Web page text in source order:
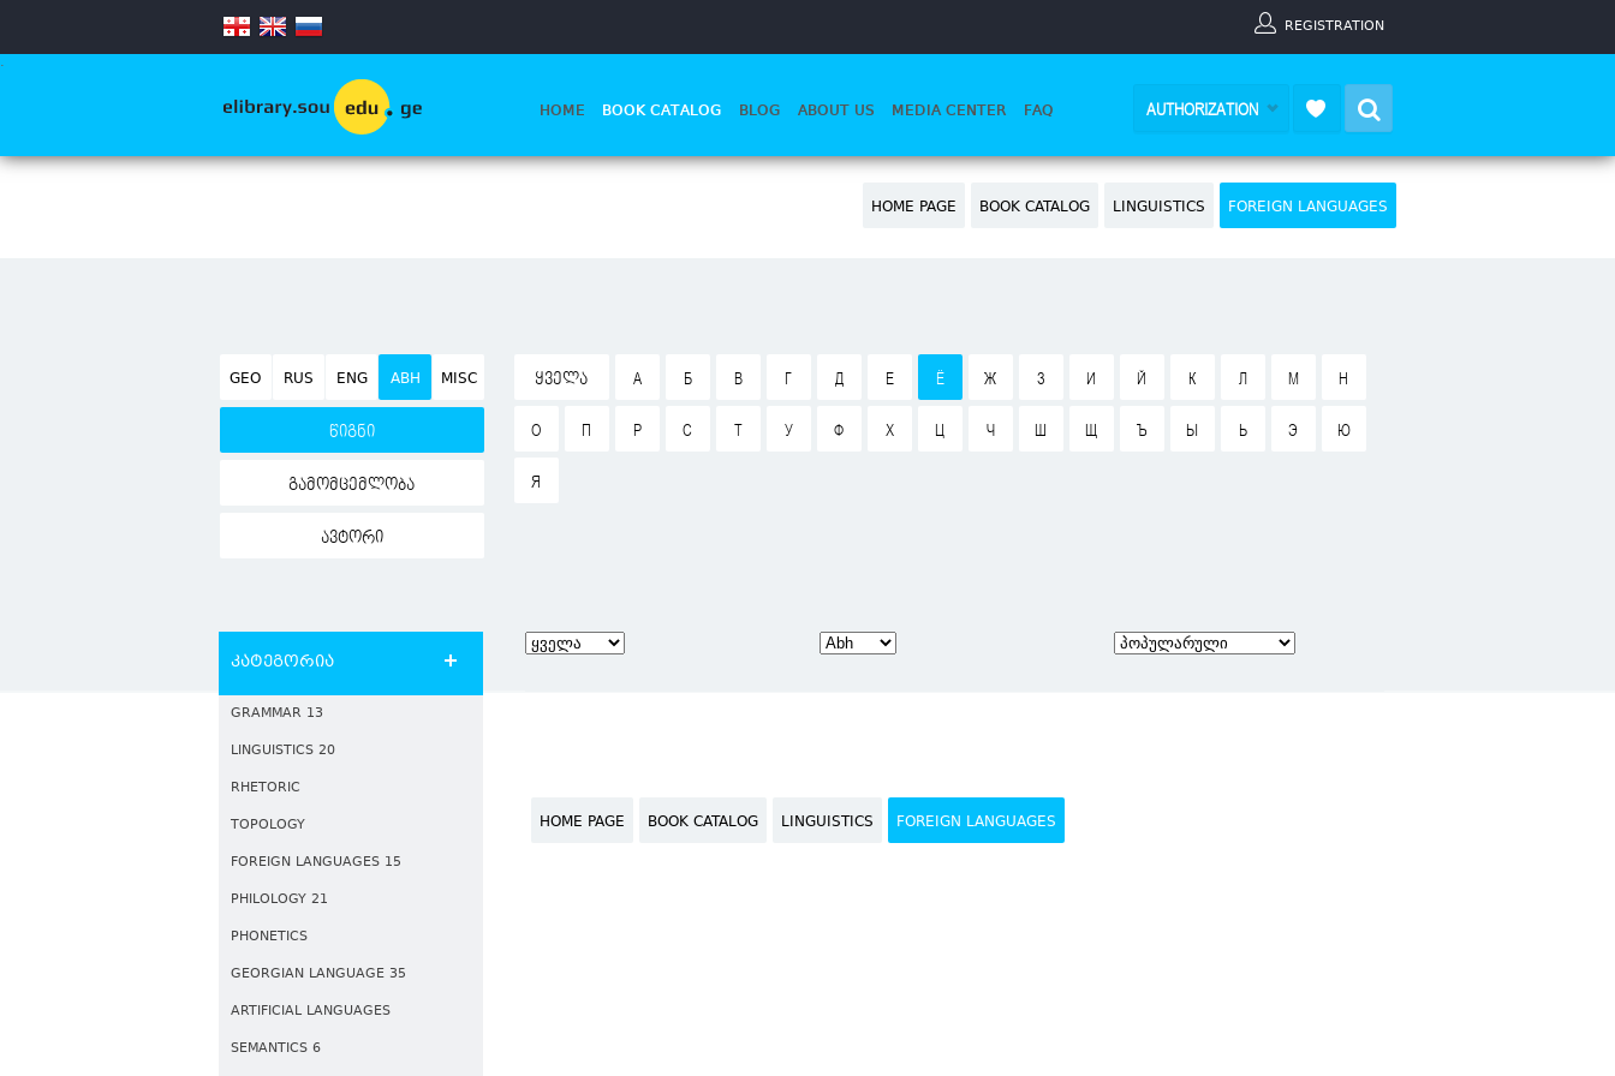
REGISTRATION
.
HOME BOOK CATALOG BLOG ABOUT US MEDIA CENTER FAQ AUTHORIZATION
HOME PAGE BOOK CATALOG LINGUISTICS FOREIGN LANGUAGES
GEO RUS ENG ABH MISC
წიგნი
გამომცემლობა
ავტორი
ᲧᲕᲔᲚᲐ А Б В Г Д Е Ё Ж З И Й К Л М Н
О П Р С Т У Ф Х Ц Ч Ш Щ Ъ Ы Ь Э Ю
Я
კატეგორია
GRAMMAR 13
LINGUISTICS 20
RHETORIC
TOPOLOGY
FOREIGN LANGUAGES 15
PHILOLOGY 21
PHONETICS
GEORGIAN LANGUAGE 35
ARTIFICIAL LANGUAGES
SEMANTICS 6
HOME PAGE BOOK CATALOG LINGUISTICS FOREIGN LANGUAGES